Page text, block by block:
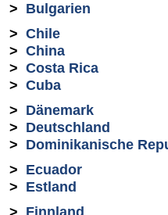
> Bulgarien
> Chile
> China
> Costa Rica
> Cuba
> Dänemark
> Deutschland
> Dominikanische
> Ecuador
> Estland
> Finnland